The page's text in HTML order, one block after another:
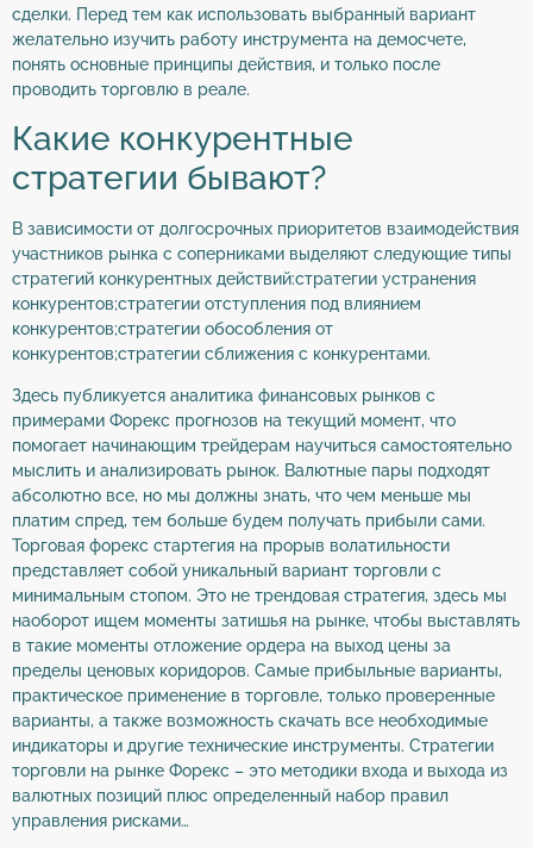
сделки. Перед тем как использовать выбранный вариант
желательно изучить работу инструмента на демосчете,
понять основные принципы действия, и только после
проводить торговлю в реале.
Какие конкурентные
стратегии бывают?
В зависимости от долгосрочных приоритетов взаимодействия
участников рынка с соперниками выделяют следующие типы
стратегий конкурентных действий:стратегии устранения
конкурентов;стратегии отступления под влиянием
конкурентов;стратегии обособления от
конкурентов;стратегии сближения с конкурентами.
Здесь публикуется аналитика финансовых рынков с
примерами Форекс прогнозов на текущий момент, что
помогает начинающим трейдерам научиться самостоятельно
мыслить и анализировать рынок. Валютные пары подходят
абсолютно все, но мы должны знать, что чем меньше мы
платим спред, тем больше будем получать прибыли сами.
Торговая форекс стартегия на прорыв волатильности
представляет собой уникальный вариант торговли с
минимальным стопом. Это не трендовая стратегия, здесь мы
наоборот ищем моменты затишья на рынке, чтобы выставлять
в такие моменты отложение ордера на выход цены за
пределы ценовых коридоров. Самые прибыльные варианты,
практическое применение в торговле, только проверенные
варианты, а также возможность скачать все необходимые
индикаторы и другие технические инструменты. Стратегии
торговли на рынке Форекс – это методики входа и выхода из
валютных позиций плюс определенный набор правил
управления рисками…